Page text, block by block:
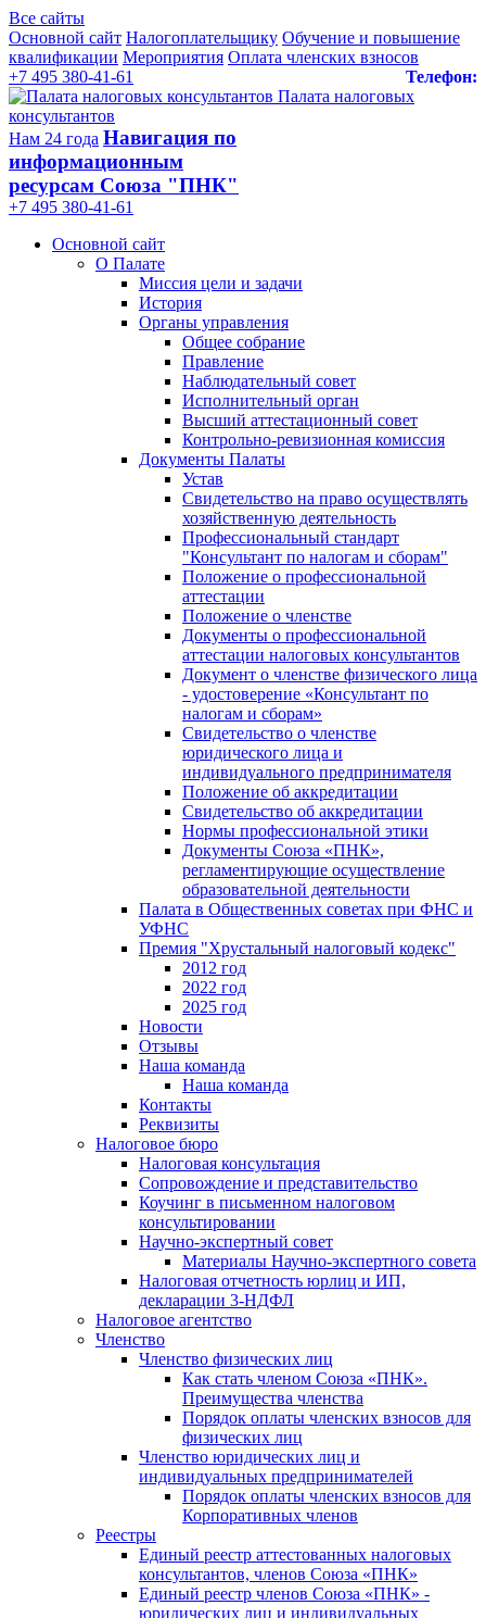
Все сайты
Основной сайт Налогоплательщику Обучение и повышение
квалификации Мероприятия Оплата членских взносов
Телефон:
+7 495 380-41-61
Палата налоговых
консультантов
Нам 24 года Навигация по
информационным
ресурсам Союза "ПНК"
+7 495 380‑41‑61
Основной сайт
О Палате
Миссия цели и задачи
История
Органы управления
Общее собрание
Правление
Наблюдательный совет
Исполнительный орган
Высший аттестационный совет
Контрольно-ревизионная комиссия
Документы Палаты
Устав
Свидетельство на право осуществлять
хозяйственную деятельность
Профессиональный стандарт
"Консультант по налогам и сборам"
Положение о профессиональной
аттестации
Положение о членстве
Документы о профессиональной
аттестации налоговых консультантов
Документ о членстве физического лица
- удостоверение «Консультант по
налогам и сборам»
Свидетельство о членстве
юридического лица и
индивидуального предпринимателя
Положение об аккредитации
Свидетельство об аккредитации
Нормы профессиональной этики
Документы Союза «ПНК»,
регламентирующие осуществление
образовательной деятельности
Палата в Общественных советах при ФНС и
УФНС
Премия "Хрустальный налоговый кодекс"
2012 год
2022 год
2025 год
Новости
Отзывы
Наша команда
Наша команда
Контакты
Реквизиты
Налоговое бюро
Налоговая консультация
Cопровождение и представительство
Коучинг в письменном налоговом
консультировании
Научно-экспертный совет
Материалы Научно-экспертного совета
Налоговая отчетность юрлиц и ИП,
декларации 3-НДФЛ
Налоговое агентство
Членство
Членство физических лиц
Как стать членом Союза «ПНК».
Преимущества членства
Порядок оплаты членских взносов для
физических лиц
Членство юридических лиц и
индивидуальных предпринимателей
Порядок оплаты членских взносов для
Корпоративных членов
Реестры
Единый реестр аттестованных налоговых
консультантов, членов Союза «ПНК»
Единый реестр членов Союза «ПНК» -
юридических лиц и индивидуальных